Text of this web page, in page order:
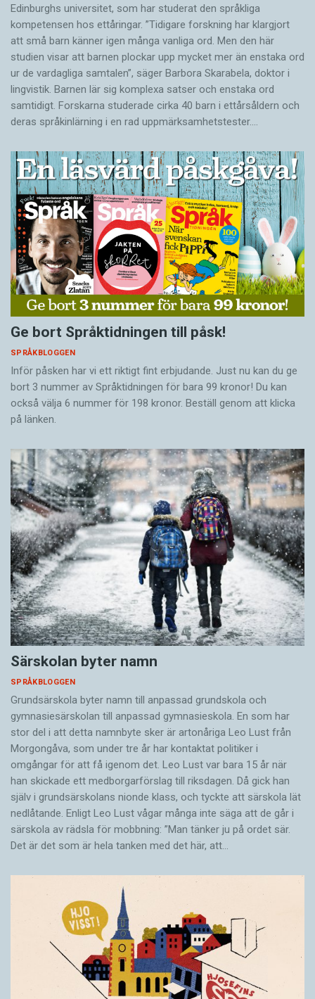
Edinburghs universitet, som har studerat den språkliga
kompetensen hos ettåringar. ”Tidigare forskning har klargjort
att små barn känner igen många vanliga ord. Men den här
studien visar att barnen plockar upp mycket mer än enstaka ord
ur de vardagliga samtalen”, säger Barbora Skarabela, doktor i
lingvistik. Barnen lär sig komplexa satser och enstaka ord
samtidigt. Forskarna studerade cirka 40 barn i ettårsåldern och
deras språkinlärning i en rad uppmärksamhetstester.…
Ge bort Språktidningen till påsk!
SPRÅKBLOGGEN
Inför påsken har vi ett riktigt fint erbjudande. Just nu kan du ge
bort 3 nummer av Språktidningen för bara 99 kronor! Du kan
också välja 6 nummer för 198 kronor. Beställ genom att klicka
på länken.
Särskolan byter namn
SPRÅKBLOGGEN
Grundsärskola byter namn till anpassad grundskola och
gymnasiesärskolan till anpassad gymnasieskola. En som har
stor del i att detta namnbyte sker är artonåriga Leo Lust från
Morgongåva, som under tre år har kontaktat politiker i
omgångar för att få igenom det. Leo Lust var bara 15 år när
han skickade ett medborgarförslag till riksdagen. Då gick han
själv i grundsärskolans nionde klass, och tyckte att särskola lät
nedlåtande. Enligt Leo Lust vågar många inte säga att de går i
särskola av rädsla för mobbning: ”Man tänker ju på ordet sär.
Det är det som är hela tanken med det här, att…